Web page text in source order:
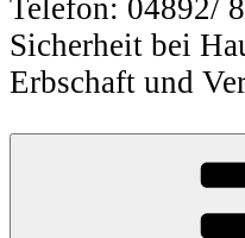
Telefon: 04892/
Sicherheit bei
Erbschaft und